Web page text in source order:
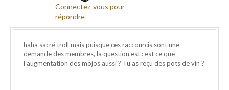
Connectez-vous pour
répondre
haha sacré troll mais puisque ces raccourcis sont une
demande des membres, la question est : est ce que
l’augmentation des mojos aussi ? Tu as reçu des pots de vin ?